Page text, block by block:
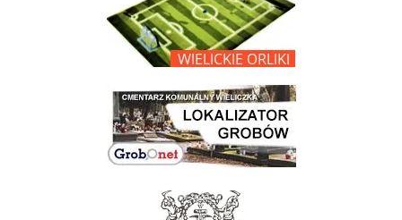
link do lokalizatora grobów na wielickim cmentarzu - grobnet
link do strony - Muzeum Żup Krakowskich Wieliczka